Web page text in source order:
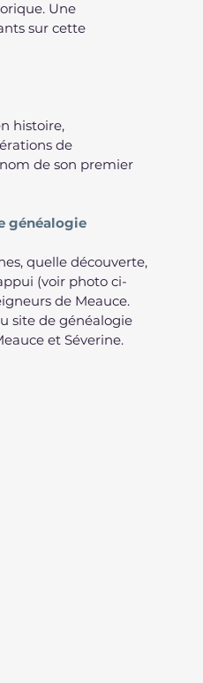
Une
sur cette
histoire,
de
de son premier
généalogie
quelle découverte,
(voir photo ci-
de Meauce.
site de généalogie
et Séverine.